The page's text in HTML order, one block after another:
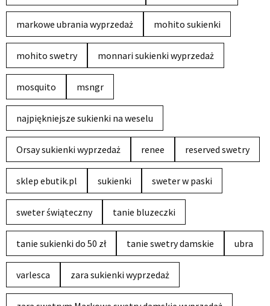
markowe ubrania wyprzedaż mohito sukienki
mohito swetry monnari sukienki wyprzedaż
mosquito msngr
najpiękniejsze sukienki na weselu
Orsay sukienki wyprzedaż renee reserved swetry
sklep ebutik.pl sukienki sweter w paski
sweter świąteczny tanie bluzeczki
tanie sukienki do 50 zł tanie swetry damskie ubra
varlesca zara sukienki wyprzedaż